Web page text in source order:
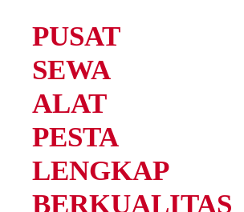
PUSAT
SEWA
ALAT
PESTA
LENGKAP
BERKUALITAS